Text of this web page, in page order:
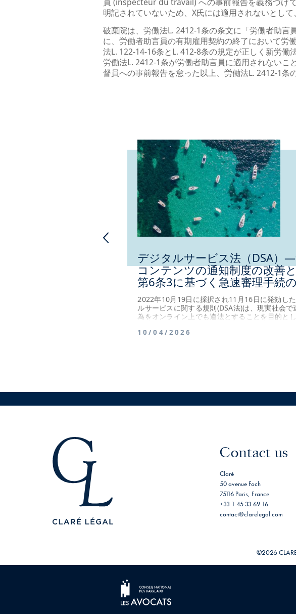
明記されていないため、X氏には適用されないとして
破棄院は、労働法L. 2412-1条の条文に「労働者助
に、労働者助言員の有期雇用契約の終了において
法L. 122-14-16条とL. 412-8条の規定が正しく新労
労働法L. 2412-1条が労働者助言員に適用されない
督員への事前報告を怠った以上、労働法L. 2412-1条
デジタルサービス法（DSA）
コンテンツの通知制度の改善
第6条3に基づく急速審理手続
2022年10月19日に採択され11月16日に発効し
ルサービスに関する規則(DSA法)は、現実社会で
為をオンライン上でも違法とすることを目的と
フォームに対し、違法コンテンツの防止における
10/04/2026
Contact us
Claré
50 avenue Foch
75116 Paris, France
+33 1 45 33 69 16
contact@clarelegal.com
©2026